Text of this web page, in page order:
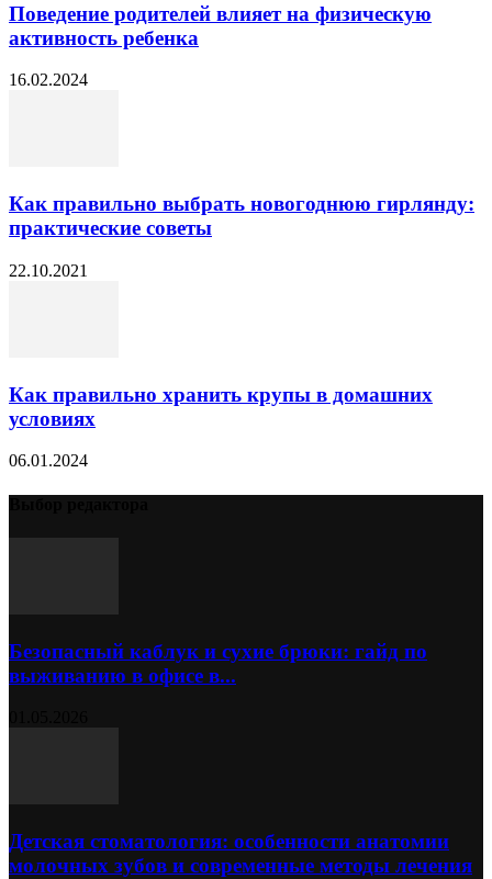
Поведение родителей влияет на физическую
активность ребенка
16.02.2024
Как правильно выбрать новогоднюю гирлянду:
практические советы
22.10.2021
Как правильно хранить крупы в домашних
условиях
06.01.2024
Безопасный каблук и сухие брюки: гайд по
выживанию в офисе в...
Детская стоматология: особенности анатомии
молочных зубов и современные методы лечения